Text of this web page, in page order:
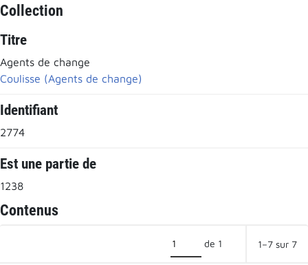
Collection
Titre
Agents de change
Coulisse (Agents de change)
Identifiant
2774
Est une partie de
1238
Contenus
de 1 1–7 sur 7